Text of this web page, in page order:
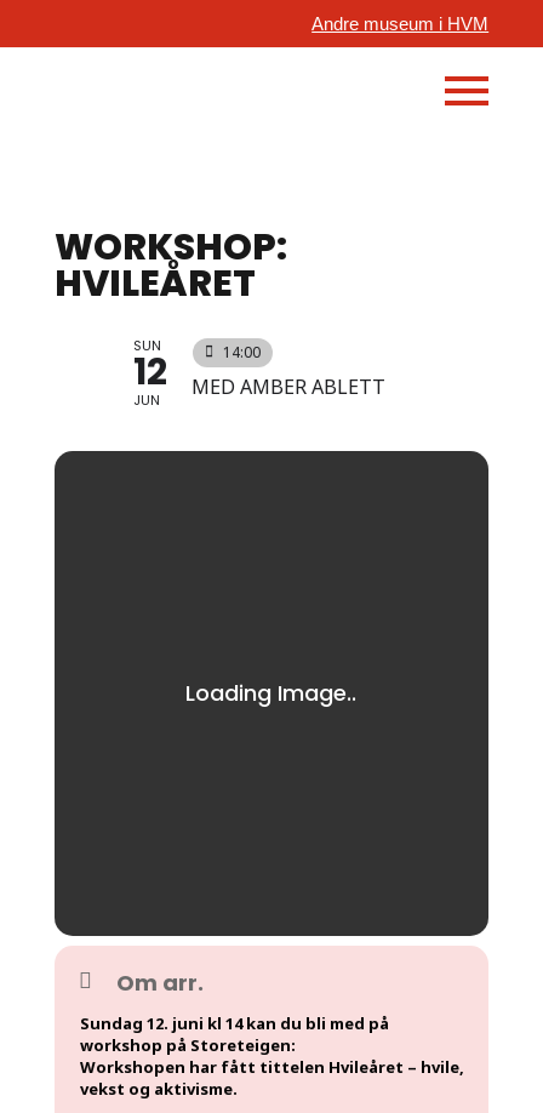
Andre museum i HVM
WORKSHOP:
HVILEÅRET
SUN
12
JUN
14:00
MED AMBER ABLETT
Om arr.
Sundag 12. juni kl 14 kan du bli med på
workshop på Storeteigen:
Workshopen har fått tittelen Hvileåret – hvile,
vekst og aktivisme.